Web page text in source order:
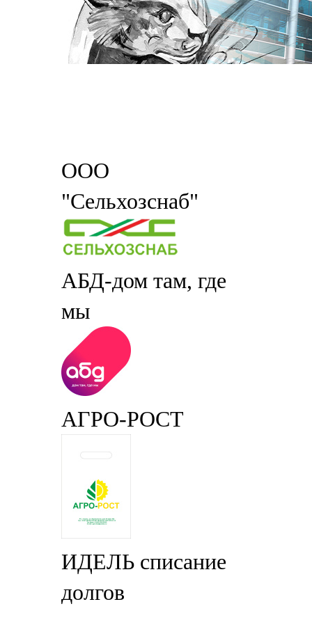
ООО
"Сельхозснаб"
АБД-дом там, где
мы
АГРО-РОСТ
ИДЕЛЬ списание
долгов